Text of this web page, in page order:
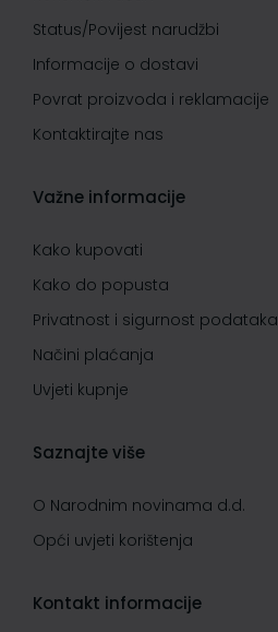
Status/Povijest narudžbi
Informacije o dostavi
Povrat proizvoda i reklamacije
Kontaktirajte nas
Važne informacije
Kako kupovati
Kako do popusta
Privatnost i sigurnost podataka
Načini plaćanja
Uvjeti kupnje
Saznajte više
O Narodnim novinama d.d.
Opći uvjeti korištenja
Kontakt informacije